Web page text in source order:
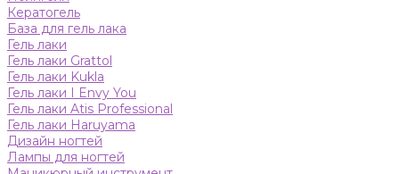
Кератогель
База для гель лака
Гель лаки
Гель лаки Grattol
Гель лаки Kukla
Гель лаки I Envy You
Гель лаки Atis Professional
Гель лаки Haruyama
Дизайн ногтей
Лампы для ногтей